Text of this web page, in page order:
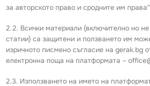
за авторското право и сродните им
2.2. Всички материали (включително но
статии) са защитени и ползването им
изричното писмено съгласие на gerak.bg
електронна поща на платформата –
2.3. Използването на името на